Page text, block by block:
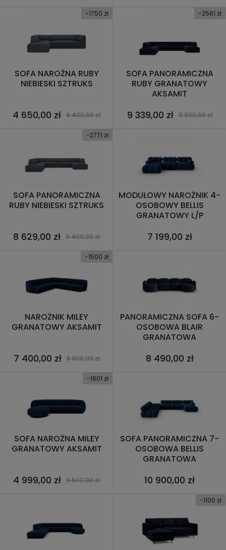
SOFA NAROŻNA RUBY
NIEBIESKI SZTRUKS
4 650,00 zł 6 400,00 zł
-1750 zł
SOFA PANORAMICZNA
RUBY GRANATOWY
AKSAMIT
9 339,00 zł 11 900,00 zł
-2561 zł
SOFA PANORAMICZNA
RUBY NIEBIESKI SZTRUKS
8 629,00 zł 11 400,00 zł
-2771 zł
MODUŁOWY NAROŻNIK 4-
OSOBOWY BELLIS
GRANATOWY L/P
7 199,00 zł
NAROŻNIK MILEY
GRANATOWY AKSAMIT
7 400,00 zł 8 900,00 zł
-1500 zł
PANORAMICZNA SOFA 6-
OSOBOWA BLAIR
GRANATOWA
8 490,00 zł
SOFA NAROŻNA MILEY
GRANATOWY AKSAMIT
4 999,00 zł 6 600,00 zł
-1601 zł
SOFA PANORAMICZNA 7-
OSOBOWA BELLIS
GRANATOWA
10 900,00 zł
-1100 zł